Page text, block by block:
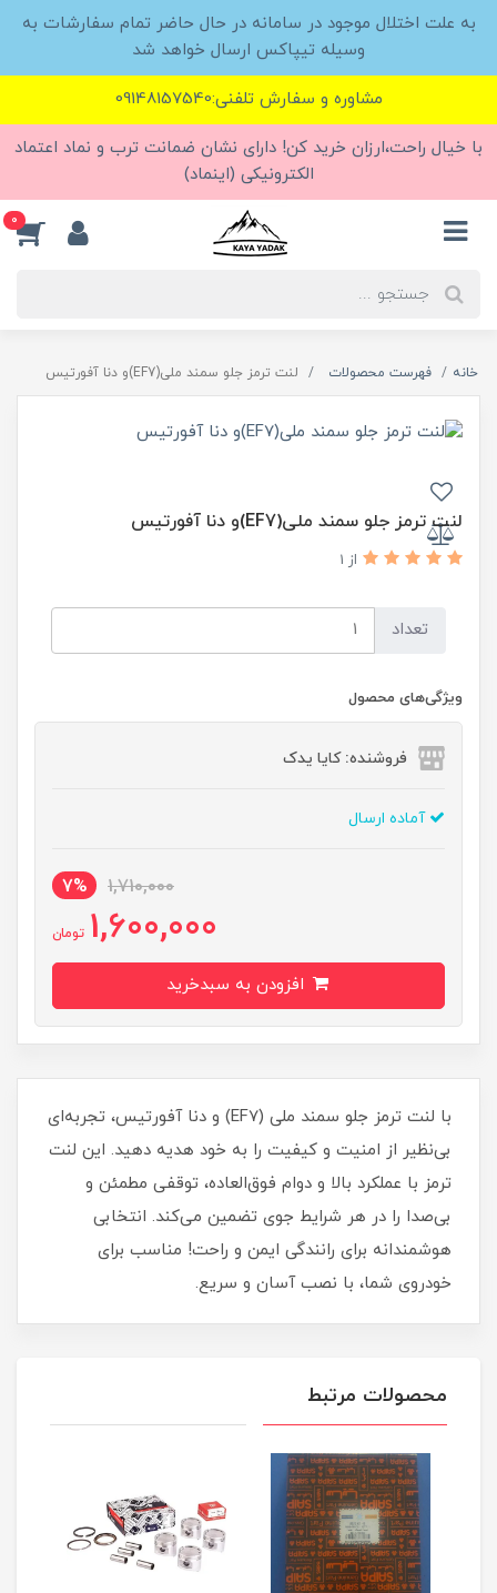
به علت اختلال موجود در سامانه در حال حاضر تمام سفارشات به
وسیله تیپاکس ارسال خواهد شد
مشاوره و سفارش تلفنی:09148157540
با خیال راحت،ارزان خرید کن! دارای نشان ضمانت ترب و نماد اعتماد
الکترونیکی (اینماد)
0
خانه فهرست محصولات لنت ترمز جلو سمند ملی(EF7)و دنا آفورتیس
لنت ترمز جلو سمند ملی(EF7)و دنا آفورتیس
از 1
تعداد
ویژگی‌های محصول
فروشنده: کایا یدک
آماده ارسال
1,710,000
7%
1,600,000 تومان
با لنت ترمز جلو سمند ملی (EF7) و دنا آفورتیس، تجربه‌ای
بی‌نظیر از امنیت و کیفیت را به خود هدیه دهید. این لنت
ترمز با عملکرد بالا و دوام فوق‌العاده، توقفی مطمئن و
بی‌صدا را در هر شرایط جوی تضمین می‌کند. انتخابی
هوشمندانه برای رانندگی ایمن و راحت! مناسب برای
خودروی شما، با نصب آسان و سریع.
محصولات مرتبط